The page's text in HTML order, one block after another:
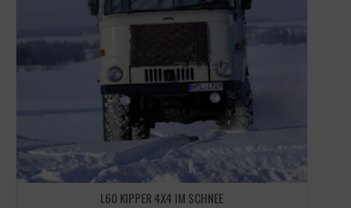
L60 KIPPER 4X4 IM SCHNEE